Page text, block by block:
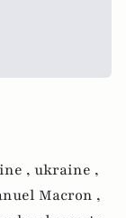
, ukraine ,
Macron ,